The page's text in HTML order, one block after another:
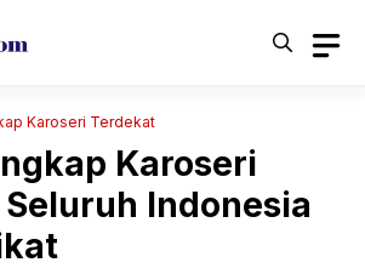
Karoseri Terdekat
Karoseri
Indonesia